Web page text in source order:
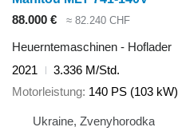
88.000 €
≈ 82.240 CHF
Heuerntemaschinen - Hoflader
2021
3.336 M/Std.
Motorleistung 140 PS (103 kW)
Ukraine, Zvenyhorodka